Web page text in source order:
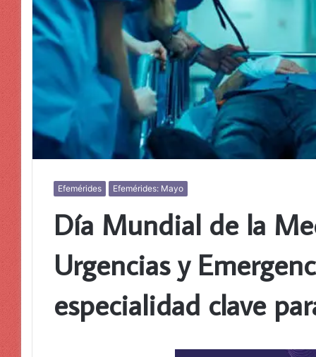
Efemérides Efemérides: Mayo
Día Mundial de la
Urgencias y
especialidad clave